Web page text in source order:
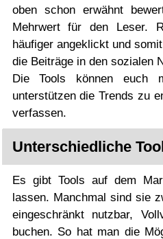
oben schon erwähnt
Mehrwert für den Leser.
häufiger angeklickt und
die Beiträge in den sozialen
Die Tools können euch
unterstützen die Trends zu
verfassen.
Unterschiedliche
Es gibt Tools auf dem
lassen. Manchmal sind sie
eingeschränkt nutzbar,
buchen. So hat man die